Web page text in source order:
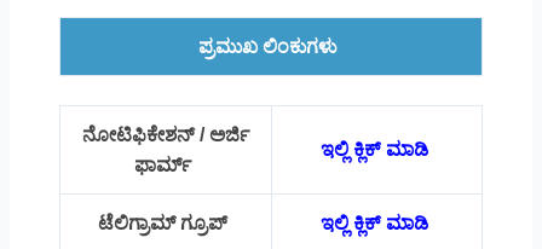
ಪ್ರಮುಖ ಲಿಂಕುಗಳು
ನೋಟಿಫಿಕೇಶನ್ / ಅರ್ಜಿ
ಫಾರ್ಮ್
ಇಲ್ಲಿ ಕ್ಲಿಕ್ ಮಾಡಿ
ಟೆಲಿಗ್ರಾಮ್ ಗ್ರೂಪ್ ಇಲ್ಲಿ ಕ್ಲಿಕ್ ಮಾಡಿ